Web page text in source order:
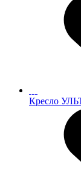
Кресло